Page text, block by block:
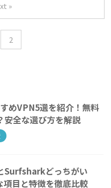
2
»
めVPN5選を紹介！無料
安全な選び方を解説
Surfsharkどっちがい
項目と特徴を徹底比較